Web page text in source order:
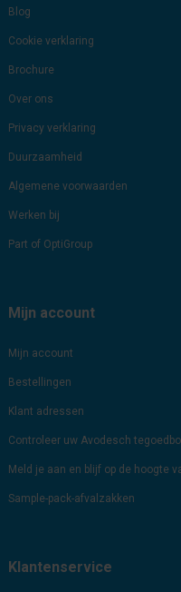
Blog
Cookie verklaring
Brochure
Over ons
Privacy verklaring
Duurzaamheid
Algemene voorwaarden
Werken bij
Part of OptiGroup
Mijn account
Mijn account
Bestellingen
Klant adressen
Controleer uw Avodesch
Meld je aan en blijf op de hoogte
Sample-pack-afvalzakken
Klantenservice